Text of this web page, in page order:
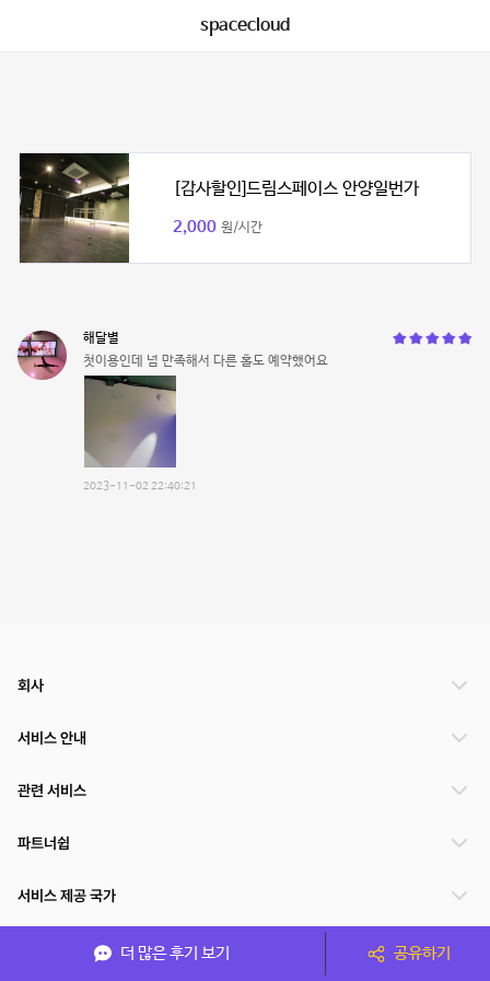
spacecloud
[감사할인]드림스페이스 안양일번가
2,000 원/시간
해달별
첫이용인데 넘 만족해서 다른 홀도 예약했어요
2023-11-02 22:40:21
더 많은 후기 보기 공유하기
회사
서비스 안내
관련 서비스
파트너쉽
서비스 제공 국가